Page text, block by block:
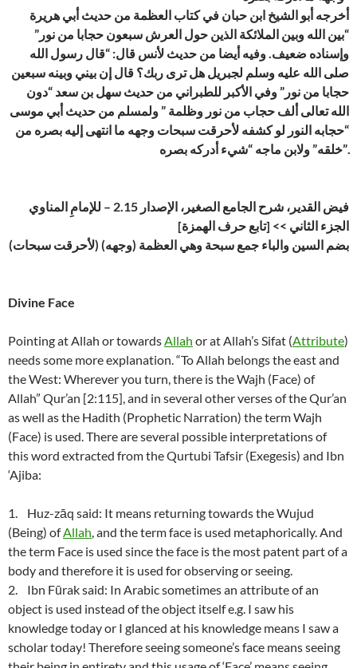
أخرجه أبو الشيخ ابن حبان في كتاب العظمة من حديث أبي هريرة
“بين الله وبين الملائكة الذين حول العرش سبعون حجابا من نور”
وإسناده ضعيف. وفيه أيضا من حديث لأنس قال: “قال رسول الله
صلى الله عليه وسلم لجبريل هل ترى ربك؟ قال إن بيني وبينه سبعين
حجابا من نور” وفي الأكبر للطبراني من حديث سهل بن سعد “دون
الله تعالى ألف حجاب من نور وظلمة ” ولمسلم من حديث أبي موسى
“حجابه النور لو كشفه لأحرقت سبحات وجهه ما انتهى إليه بصره من
خلقه” ولابن ماجه “شيء أدركه بصره”.
فيض القدير، شرح الجامع الصغير، الإصدار 2.15 – للإمامِ المناوي
الجزء الثاني >> [تابع حرف الهمزة]
(لأحرقت سبحات) بضم السين والباء جمع سبحة وهي العظمة (وجهه)
Divine Face
Pointing at Allah or towardsAllah or at Allah’s Sifat (Attribute)
needs some more explanation. “To Allah belongs the east and
the West: Wherever you turn, there is the Wajh (Face) of
Allah” Qur’an [2:115], and in several other verses of the Qur’an
as well as the Hadith (Prophetic Narration) the term Wajh
(Face) is used. There are several possible interpretations of
this word extracted from the Qurtubi Tafsir (Exegesis) and Ibn
‘Ajiba:
1. Huz-zāq said: It means returning towards the Wujud
(Being) ofAllah, and the term face is used metaphorically. And
the term Face is used since the face is the most patent part of a
body and therefore it is used for observing or seeing.
2. Ibn Fūrak said: In Arabic sometimes an attribute of an
object is used instead of the object itself e.g. I saw his
knowledge today or I glanced at his knowledge means I saw a
scholar today! Therefore seeing someone’s face means seeing